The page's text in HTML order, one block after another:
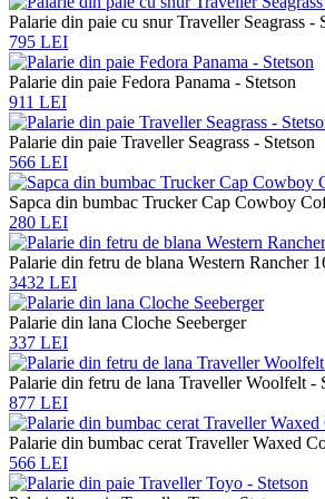
Palarie din paie cu snur Traveller Seagrass -
795 LEI
Palarie din paie Fedora Panama - Stetson
911 LEI
Palarie din paie Traveller Seagrass - Stetson
566 LEI
Sapca din bumbac Trucker Cap Cowboy
280 LEI
Palarie din fetru de blana Western Rancher
3432 LEI
Palarie din lana Cloche Seeberger
337 LEI
Palarie din fetru de lana Traveller Woolfelt -
877 LEI
Palarie din bumbac cerat Traveller Waxed
566 LEI